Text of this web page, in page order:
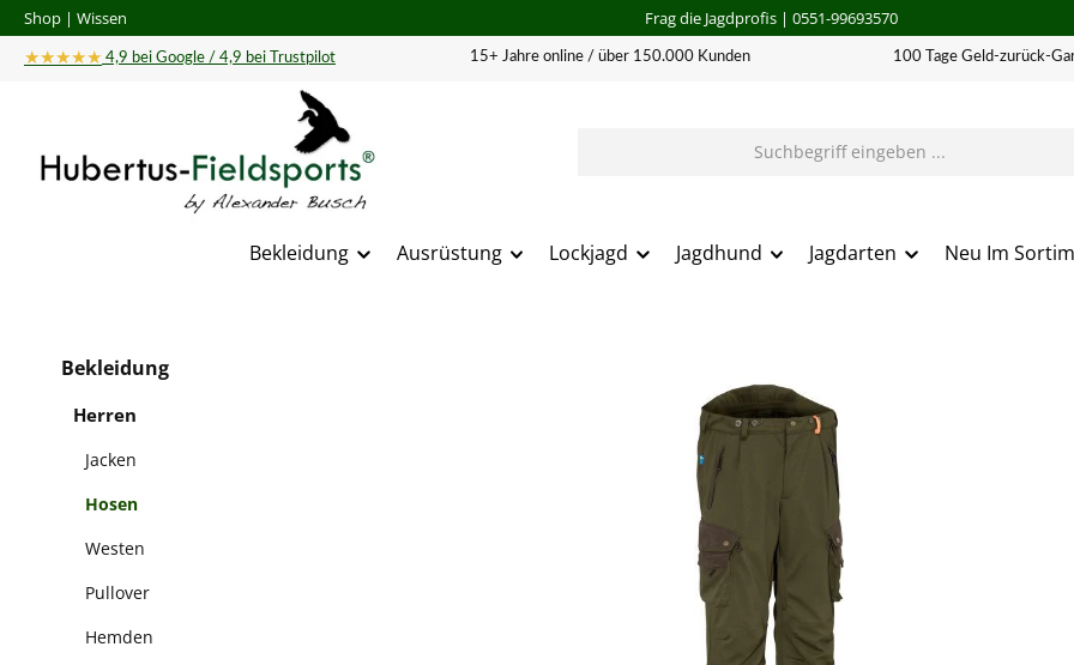
Hauptinhalt springen
Zur Suche springen
Zur Hauptnavigation springen
Shop | Wissen Frag die Jagdprofis| 0551-99693570
★★★★★ 4,9 bei Google / 4,9 bei Trustpilot 15+ Jahre online / über 150.000 Kunden 100 Tage Geld-zurück-
Bekleidung Ausrüstung Lockjagd Jagdhund Jagdarten Neu Im
Bekleidung
Herren
Jacken
Hosen
Westen
Pullover
Hemden